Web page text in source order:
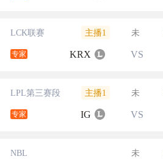
LCK联赛 主播1 未
专家 KRX VS
LPL第三赛段 主播1 未
专家 IG VS
NBL 未